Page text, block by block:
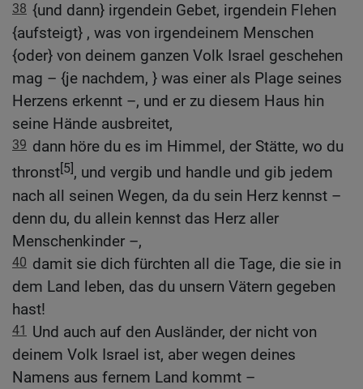
38 {und dann} irgendein Gebet, irgendein Flehen
{aufsteigt} , was von irgendeinem Menschen
{oder} von deinem ganzen Volk Israel geschehen
mag – {je nachdem, } was einer als Plage seines
Herzens erkennt –, und er zu diesem Haus hin
seine Hände ausbreitet,
39 dann höre du es im Himmel, der Stätte, wo du
thronst[5], und vergib und handle und gib jedem
nach all seinen Wegen, da du sein Herz kennst –
denn du, du allein kennst das Herz aller
Menschenkinder –,
40 damit sie dich fürchten all die Tage, die sie in
dem Land leben, das du unsern Vätern gegeben
hast!
41 Und auch auf den Ausländer, der nicht von
deinem Volk Israel ist, aber wegen deines
Namens aus fernem Land kommt –